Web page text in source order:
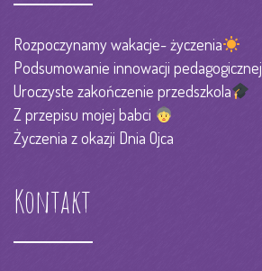
Rozpoczynamy wakacje- życzenia
Podsumowanie innowacji pedagogicznej
Uroczyste zakończenie przedszkola
Z przepisu mojej babci
Życzenia z okazji Dnia Ojca
Kontakt